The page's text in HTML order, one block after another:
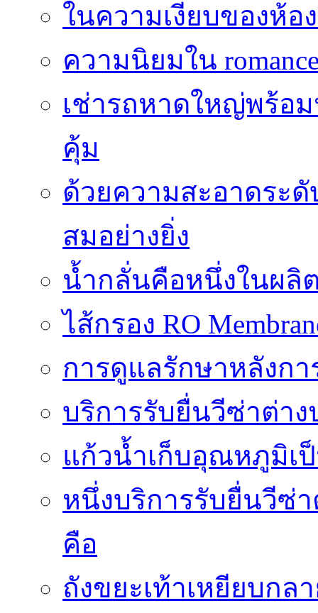
ในความเงียบของห้อ
ความนิยมใน
เช่ารถหาดใหญ่พร้อ
คุ้ม
ด้วยความสะอาดระดั
สมอย่างยิ่ง
น้ำกลั่นคือหนึ่งในผ
ไส้กรอง RO
การดูแลรักษาหลังกา
บริการรับยื่นวีซ่าต่าง
แก้วน้ำเก็บอุณหภูมิเ
หนึ่งบริการรับยื่นวีซ่
คือ
ถังขยะเท้าเหยียบก